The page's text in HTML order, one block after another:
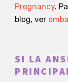
Pregnancy.
blog, ver
SI LA